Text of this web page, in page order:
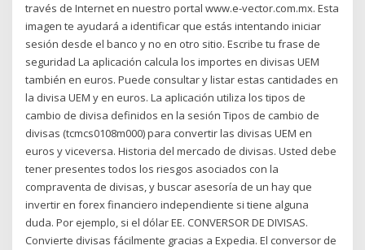
través de Internet en nuestro portal www.e-vector.com.mx. Esta
imagen te ayudará a identificar que estás intentando iniciar
sesión desde el banco y no en otro sitio. Escribe tu frase de
seguridad La aplicación calcula los importes en divisas UEM
también en euros. Puede consultar y listar estas cantidades en
la divisa UEM y en euros. La aplicación utiliza los tipos de
cambio de divisa definidos en la sesión Tipos de cambio de
divisas (tcmcs0108m000) para convertir las divisas UEM en
euros y viceversa. Historia del mercado de divisas. Usted debe
tener presentes todos los riesgos asociados con la
compraventa de divisas, y buscar asesoría de un hay que
invertir en forex financiero independiente si tiene alguna
duda. Por ejemplo, si el dólar EE. CONVERSOR DE DIVISAS.
Convierte divisas fácilmente gracias a Expedia. El conversor de